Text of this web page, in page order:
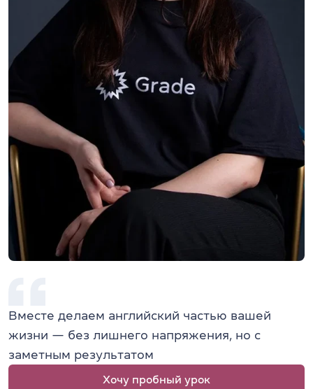
Вместе делаем английский частью вашей
жизни — без лишнего напряжения, но с
заметным результатом
Хочу пробный урок